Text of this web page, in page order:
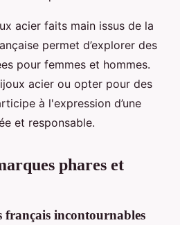
acier faits main issus de la
permet d’explorer des
pour femmes et hommes.
acier ou opter pour des
à l'expression d’une
et responsable.
phares et
français incontournables